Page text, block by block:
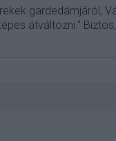
gardedámjáról,
átváltozni."